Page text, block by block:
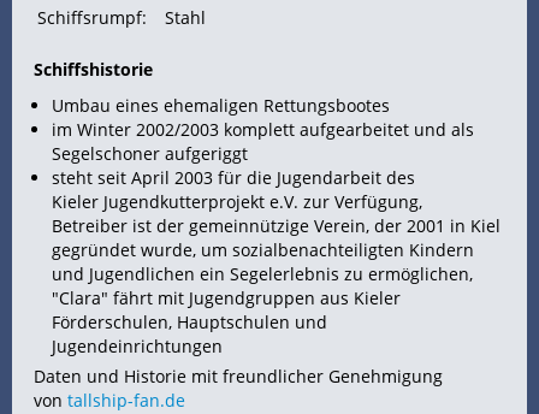
Schiffsrumpf:
Stahl
Schiffshistorie
Umbau eines ehemaligen Rettungsbootes
im Winter 2002/2003 komplett aufgearbeitet und als
Segelschoner aufgeriggt
steht seit April 2003 für die Jugendarbeit des
Kieler Jugendkutterprojekt e.V. zur Verfügung,
Betreiber ist der gemeinnützige Verein, der 2001 in Kiel
gegründet wurde, um sozialbenachteiligten Kindern
und Jugendlichen ein Segelerlebnis zu ermöglichen,
"Clara" fährt mit Jugendgruppen aus Kieler
Förderschulen, Hauptschulen und
Jugendeinrichtungen
Daten und Historie mit freundlicher Genehmigung
von tallship-fan.de